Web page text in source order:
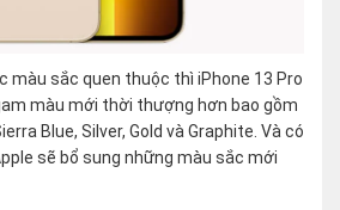
màu sắc quen thuộc thì iPhone 13 Pro
màu mới thời thượng hơn bao gồm
Blue, Silver, Gold và Graphite. Và có
sẽ bổ sung những màu sắc mới